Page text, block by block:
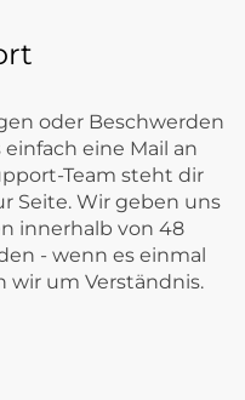
oder Beschwerden
eine Mail an
Team steht dir
Seite. Wir geben uns
innerhalb von 48
- wenn es einmal
wir um Verständnis.